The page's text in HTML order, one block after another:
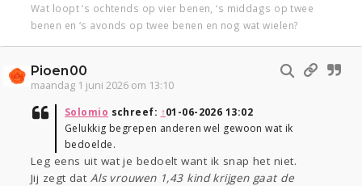
Wat loopt ‘s ochtends op vier benen, ‘s middags op twee
benen en ‘s avonds op twee benen en nog wat wielen?
Pioen00
maandag 1 juni 2026 om 13:10
Solomio schreef: ↑01-06-2026 13:02
Gelukkig begrepen anderen wel gewoon wat ik
bedoelde.
Leg eens uit wat je bedoelt want ik snap het niet.
Jij zegt dat Als vrouwen 1,43 kind krijgen gaat de